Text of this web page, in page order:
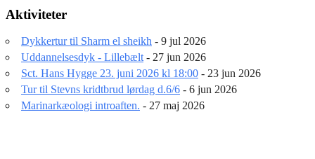
Aktiviteter
Dykkertur til Sharm el sheikh - 9 jul 2026
Uddannelsesdyk - Lillebælt - 27 jun 2026
Sct. Hans Hygge 23. juni 2026 kl 18:00 - 23 jun 2026
Tur til Stevns kridtbrud lørdag d.6/6 - 6 jun 2026
Marinarkæologi introaften. - 27 maj 2026